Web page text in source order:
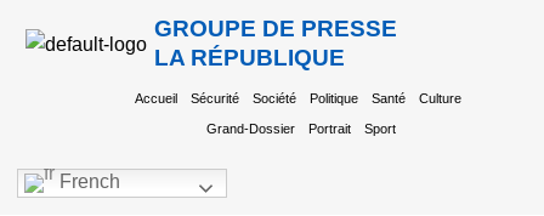
GROUPE DE PRESSE
LA RÉPUBLIQUE
Accueil Sécurité Société Politique Santé Culture
Grand-Dossier Portrait Sport
French